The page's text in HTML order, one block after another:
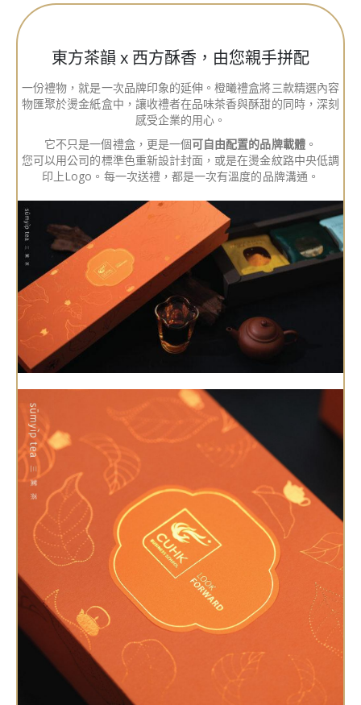
東方茶韻 x 西方酥香，由您親手拼配
一份禮物，就是一次品牌印象的延伸。橙曦禮盒將三款精選內容
物匯聚於燙金紙盒中，讓收禮者在品味茶香與酥甜的同時，深刻
感受企業的用心。
它不只是一個禮盒，更是一個可自由配置的品牌載體。
您可以用公司的標準色重新設計封面，或是在燙金紋路中央低調
印上Logo。每一次送禮，都是一次有溫度的品牌溝通。